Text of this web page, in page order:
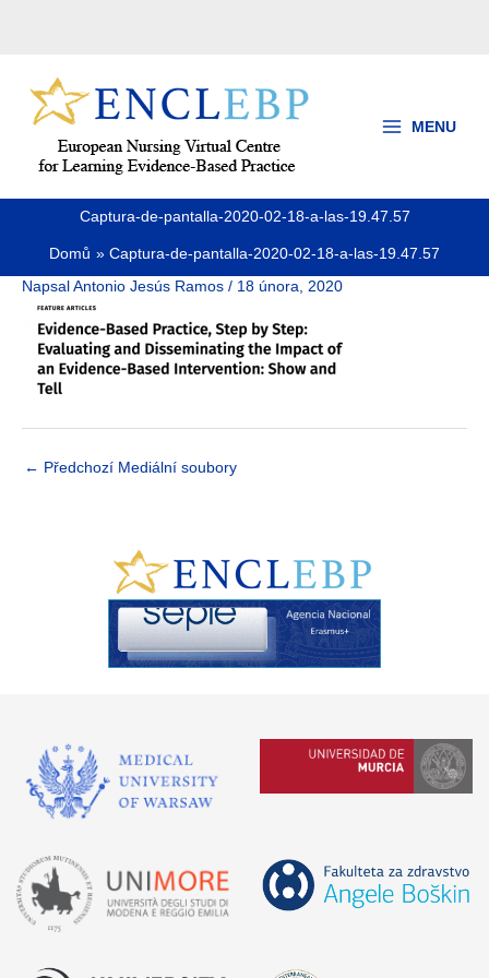
MENU
Captura-de-pantalla-2020-02-18-a-las-19.47.57
Domů
Captura-de-pantalla-2020-02-18-a-las-19.47.57
Napsal Antonio Jesús Ramos / 18 února, 2020
← Předchozí Mediální soubory